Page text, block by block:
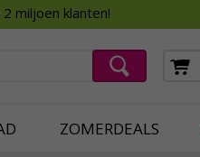
miljoen klanten!
ZOMERDEALS